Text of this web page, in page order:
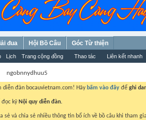
Lịch Trang cộng đồng Thao tác Liên kết nhanh
đua Hội Bồ Câu Góc Từ thiện
ngobnnydhuu5
diễn đàn bocauvietnam.com! Hãy bấm vào đây để ghi
đọc kỹ Nội quy diễn đàn.
sẻ và chia sẻ nhiều thông tin bổ ích về bồ câu khi tham